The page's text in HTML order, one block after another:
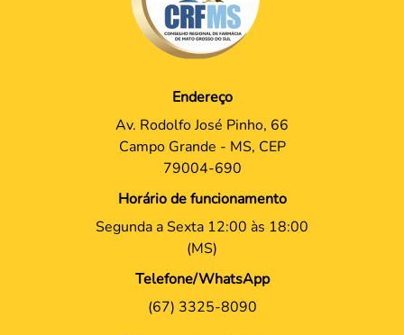
Endereço
Av. Rodolfo José Pinho, 66
Campo Grande - MS, CEP
79004-690
Horário de funcionamento
Segunda a Sexta 12:00 às 18:00
(MS)
Telefone/WhatsApp
(67) 3325-8090